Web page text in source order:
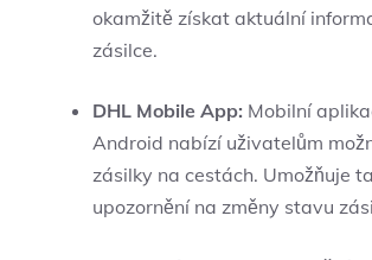
okamžitě získat aktuální
zásilce.
DHL Mobile App: Mobilní
Android nabízí uživatelům
zásilky na cestách. Umožňuje
upozornění na změny stavu